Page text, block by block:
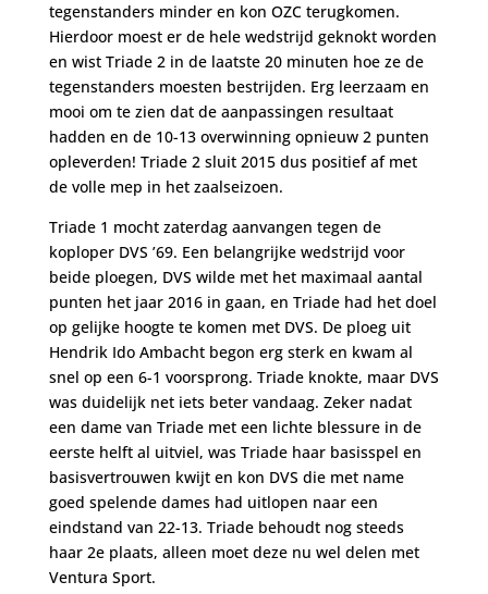
tegenstanders minder en kon OZC terugkomen.
Hierdoor moest er de hele wedstrijd geknokt worden
en wist Triade 2 in de laatste 20 minuten hoe ze de
tegenstanders moesten bestrijden. Erg leerzaam en
mooi om te zien dat de aanpassingen resultaat
hadden en de 10-13 overwinning opnieuw 2 punten
opleverden! Triade 2 sluit 2015 dus positief af met
de volle mep in het zaalseizoen.
Triade 1 mocht zaterdag aanvangen tegen de
koploper DVS ’69. Een belangrijke wedstrijd voor
beide ploegen, DVS wilde met het maximaal aantal
punten het jaar 2016 in gaan, en Triade had het doel
op gelijke hoogte te komen met DVS. De ploeg uit
Hendrik Ido Ambacht begon erg sterk en kwam al
snel op een 6-1 voorsprong. Triade knokte, maar DVS
was duidelijk net iets beter vandaag. Zeker nadat
een dame van Triade met een lichte blessure in de
eerste helft al uitviel, was Triade haar basisspel en
basisvertrouwen kwijt en kon DVS die met name
goed spelende dames had uitlopen naar een
eindstand van 22-13. Triade behoudt nog steeds
haar 2e plaats, alleen moet deze nu wel delen met
Ventura Sport.